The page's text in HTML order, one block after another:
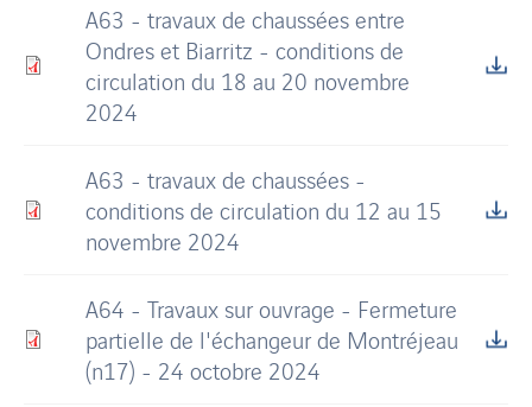
A63 - travaux de chaussées entre
Ondres et Biarritz - conditions de
circulation du 18 au 20 novembre
2024
A63 - travaux de chaussées -
conditions de circulation du 12 au 15
novembre 2024
A64 - Travaux sur ouvrage - Fermeture
partielle de l'échangeur de Montréjeau
(n17) - 24 octobre 2024